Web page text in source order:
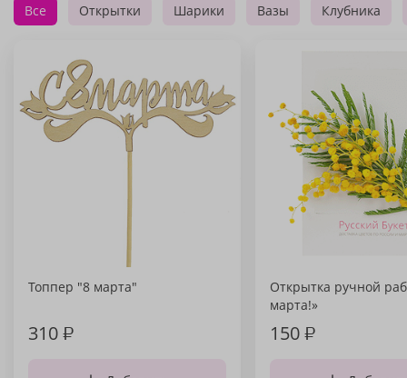
Все Открытки Шарики Вазы Клубника
Топпер "8 марта"
310₽
Открытка ручной
марта!»
150₽